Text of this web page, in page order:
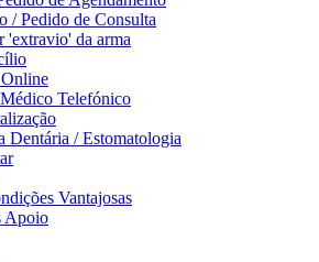
/ Pedido de Consulta
'extravio' da arma
Telefónico
Dentária / Estomatologia
Vantajosas
Apoio